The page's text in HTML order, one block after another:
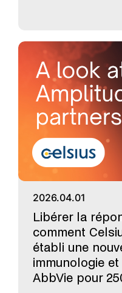
2026.04.01
Libérer la
comment
établi une
immunologie
AbbVie pour